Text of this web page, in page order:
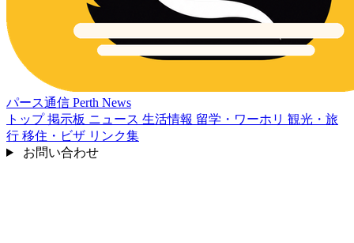
パース通信 Perth News
トップ掲示板 ニュース 生活情報 留学・ワーホリ 観光・旅
行 移住・ビザ リンク集
お問い合わせ